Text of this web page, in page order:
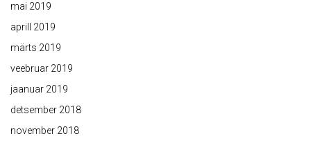
mai 2019
aprill 2019
märts 2019
veebruar 2019
jaanuar 2019
detsember 2018
november 2018